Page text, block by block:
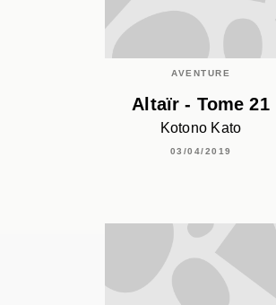
AVENTURE
Altaïr - Tome 21
Kotono Kato
03/04/2019